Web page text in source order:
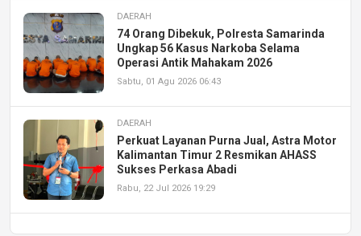
DAERAH
74 Orang Dibekuk, Polresta Samarinda
Ungkap 56 Kasus Narkoba Selama
Operasi Antik Mahakam 2026
Sabtu, 01 Agu 2026 06:43
DAERAH
Perkuat Layanan Purna Jual, Astra Motor
Kalimantan Timur 2 Resmikan AHASS
Sukses Perkasa Abadi
Rabu, 22 Jul 2026 19:29